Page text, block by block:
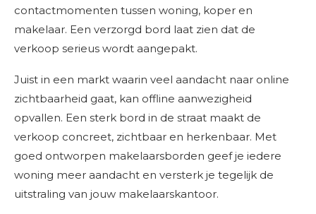
contactmomenten tussen woning, koper en
makelaar. Een verzorgd bord laat zien dat de
verkoop serieus wordt aangepakt.
Juist in een markt waarin veel aandacht naar online
zichtbaarheid gaat, kan offline aanwezigheid
opvallen. Een sterk bord in de straat maakt de
verkoop concreet, zichtbaar en herkenbaar. Met
goed ontworpen makelaarsborden geef je iedere
woning meer aandacht en versterk je tegelijk de
uitstraling van jouw makelaarskantoor.